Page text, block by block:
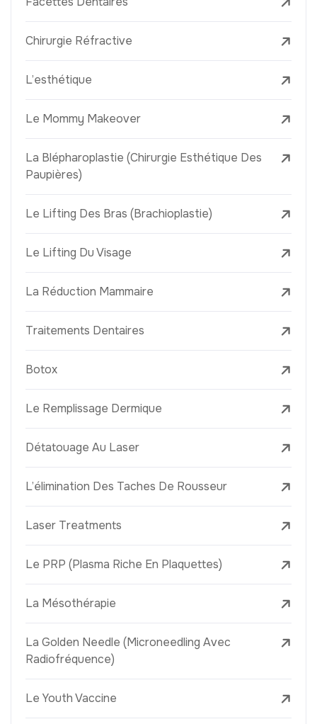
Chirurgie Réfractive
L’esthétique
Le Mommy Makeover
La Blépharoplastie (Chirurgie Esthétique Des
Paupières)
Le Lifting Des Bras (Brachioplastie)
Le Lifting Du Visage
La Réduction Mammaire
Traitements Dentaires
Botox
Le Remplissage Dermique
Détatouage Au Laser
L’élimination Des Taches De Rousseur
Laser Treatments
Le PRP (Plasma Riche En Plaquettes)
La Mésothérapie
La Golden Needle (Microneedling Avec
Radiofréquence)
Le Youth Vaccine